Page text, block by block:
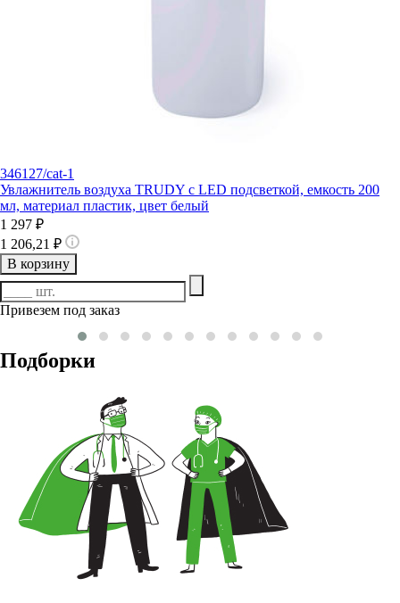
346127/cat-1
Увлажнитель воздуха TRUDY с LED подсветкой, емкость 200
мл, материал пластик, цвет белый
1 297 ₽
1 206,21 ₽
В корзину
Привезем под заказ
Подборки